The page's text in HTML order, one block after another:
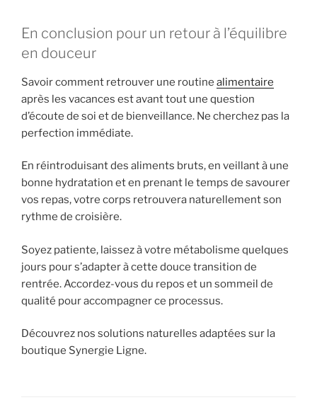
En conclusion pour un retour à l’équilibre
en douceur
Savoir comment retrouver une routine alimentaire
après les vacances est avant tout une question
d’écoute de soi et de bienveillance. Ne cherchez pas la
perfection immédiate.
En réintroduisant des aliments bruts, en veillant à une
bonne hydratation et en prenant le temps de savourer
vos repas, votre corps retrouvera naturellement son
rythme de croisière.
Soyez patiente, laissez à votre métabolisme quelques
jours pour s’adapter à cette douce transition de
rentrée. Accordez-vous du repos et un sommeil de
qualité pour accompagner ce processus.
Découvrez nos solutions naturelles adaptées sur la
boutique Synergie Ligne.